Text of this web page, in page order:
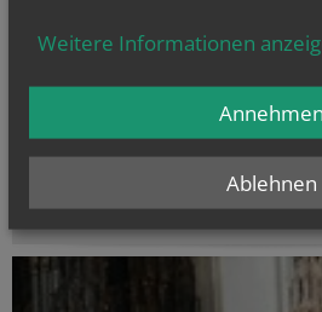
Hl. Laurentius, Hl. Asteria, Hl.
Weitere Informationen
Ablehnen
Annehmen